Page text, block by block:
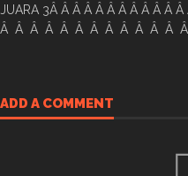
JUARA 3Â Â Â Â Â Â Â Â Â Â
Â Â Â Â Â Â Â Â Â Â Â Â
ADD A COMMENT